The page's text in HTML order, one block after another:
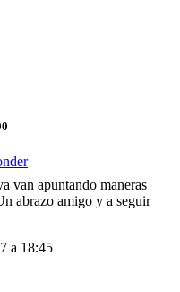
van apuntando maneras
abrazo amigo y a seguir
a 18:45